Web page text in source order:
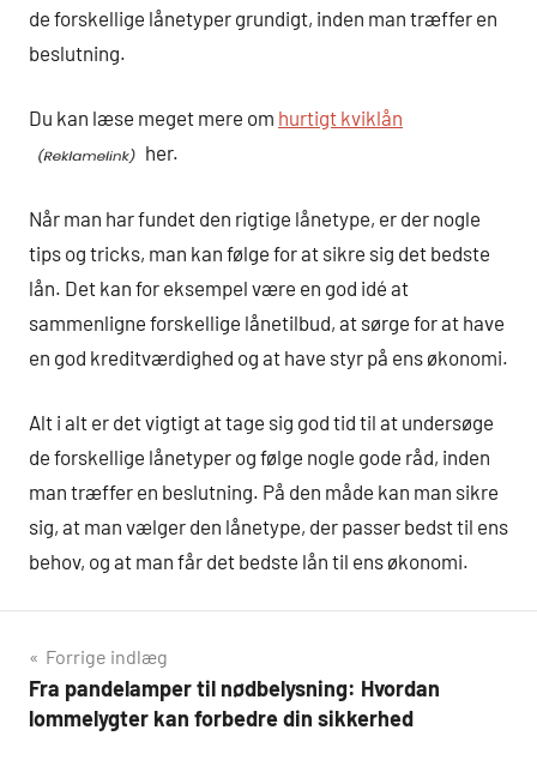
de forskellige lånetyper grundigt, inden man træffer en
beslutning.
Du kan læse meget mere om hurtigt kviklån
her.
Når man har fundet den rigtige lånetype, er der nogle
tips og tricks, man kan følge for at sikre sig det bedste
lån. Det kan for eksempel være en god idé at
sammenligne forskellige lånetilbud, at sørge for at have
en god kreditværdighed og at have styr på ens økonomi.
Alt i alt er det vigtigt at tage sig god tid til at undersøge
de forskellige lånetyper og følge nogle gode råd, inden
man træffer en beslutning. På den måde kan man sikre
sig, at man vælger den lånetype, der passer bedst til ens
behov, og at man får det bedste lån til ens økonomi.
Indlægsnavigation
Forrige indlæg
Fra pandelamper til nødbelysning: Hvordan
lommelygter kan forbedre din sikkerhed